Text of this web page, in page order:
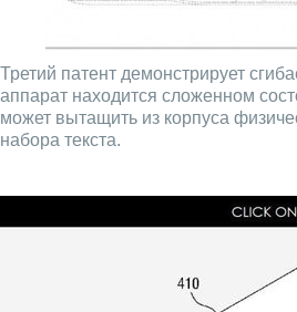
Третий патент демонстрирует
аппарат находится сложенном
может вытащить из корпуса
набора текста.